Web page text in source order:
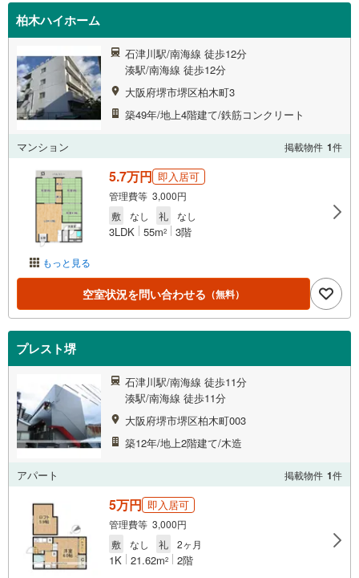
柏木ハイホーム
石津川駅/南海線 徒歩12分
湊駅/南海線 徒歩12分
大阪府堺市堺区柏木町3
築49年/地上4階建て/鉄筋コンクリート
マンション 掲載物件 1件
もっと見る
5.7万円 即入居可
管理費等 3,000円
敷
なし 礼 なし
3LDK 55m2 3階
空室状況を問い合わせる （無料）
プレスト堺
石津川駅/南海線 徒歩11分
湊駅/南海線 徒歩11分
大阪府堺市堺区柏木町003
築12年/地上2階建て/木造
アパート 掲載物件 1件
5万円 即入居可
管理費等 3,000円
敷
なし 礼 2ヶ月
1K 21.62m2 2階